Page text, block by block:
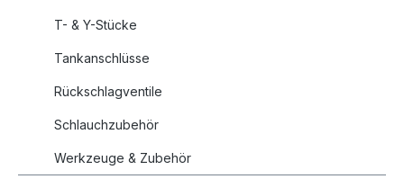
T- & Y-Stücke
Tankanschlüsse
Rückschlagventile
Schlauchzubehör
Werkzeuge & Zubehör